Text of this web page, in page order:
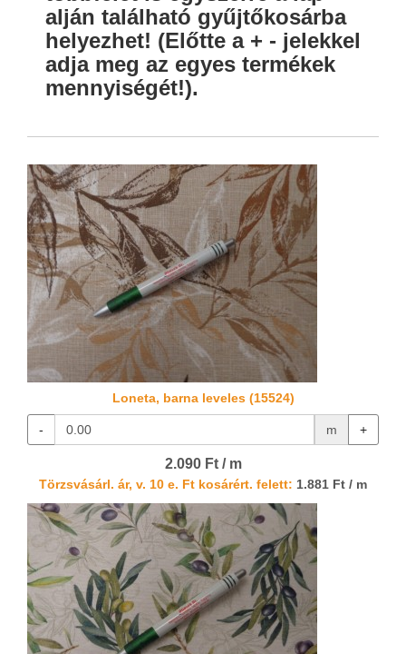
alján található gyűjtőkosárba
helyezhet! (Előtte a + - jelekkel
adja meg az egyes termékek
mennyiségét!).
Loneta, barna leveles (15524)
- m +
2.090 Ft / m
Törzsvásárl. ár, v. 10 e. Ft kosárért. felett: 1.881 Ft / m